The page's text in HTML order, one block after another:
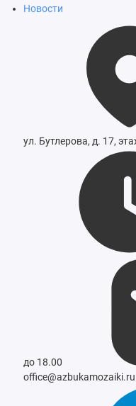
Новости
ул. Бутлерова, д. 17,
до 18.00
office@azbukamozaiki.ru